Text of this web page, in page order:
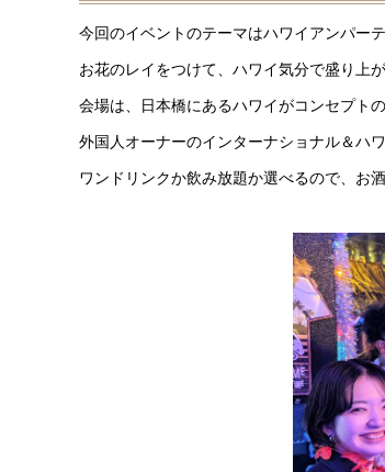
今回のイベントのテーマはハワイアンパー
お花のレイをつけて、ハワイ気分で盛り上
会場は、日本橋にあるハワイがコンセプトの
外国人オーナーのインターナショナル＆ハ
ワンドリンクか飲み放題か選べるので、お